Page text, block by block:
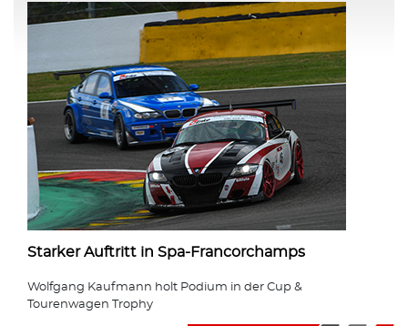
Starker Auftritt in Spa-Francorchamps
Wolfgang Kaufmann holt Podium in der Cup &
Tourenwagen Trophy